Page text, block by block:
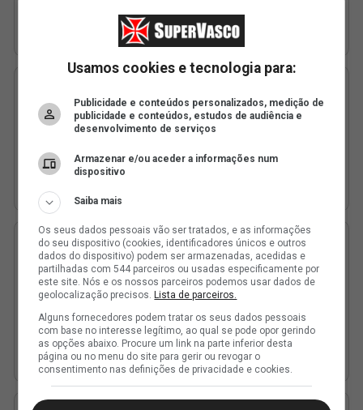
Usamos cookies e tecnologia para:
Publicidade e conteúdos personalizados, medição de
publicidade e conteúdos, estudos de audiência e
desenvolvimento de serviços
Armazenar e/ou aceder a informações num
dispositivo
Saiba mais
Os seus dados pessoais vão ser tratados, e as informações
do seu dispositivo (cookies, identificadores únicos e outros
dados do dispositivo) podem ser armazenadas, acedidas e
partilhadas com 544 parceiros ou usadas especificamente por
este site. Nós e os nossos parceiros podemos usar dados de
geolocalização precisos. Lista de parceiros.
Alguns fornecedores podem tratar os seus dados pessoais
com base no interesse legítimo, ao qual se pode opor gerindo
as opções abaixo. Procure um link na parte inferior desta
página ou no menu do site para gerir ou revogar o
consentimento nas definições de privacidade e cookies.